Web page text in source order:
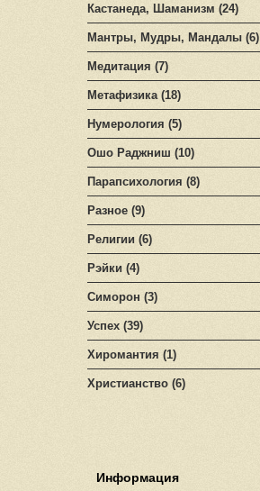
Кастанеда, Шаманизм (24)
Мантры, Мудры, Мандалы (6)
Медитация (7)
Метафизика (18)
Нумерология (5)
Ошо Раджниш (10)
Парапсихология (8)
Разное (9)
Религии (6)
Рэйки (4)
Симорон (3)
Успех (39)
Хиромантия (1)
Христианство (6)
Информация